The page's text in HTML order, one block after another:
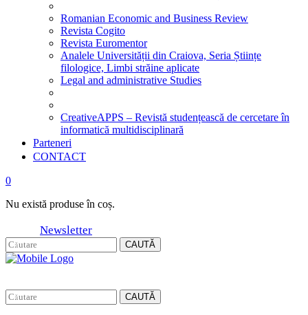
Romanian Economic and Business Review
Revista Cogito
Revista Euromentor
Analele Universității din Craiova, Seria Științe
filologice, Limbi străine aplicate
Legal and administrative Studies
CreativeAPPS – Revistă studențească de cercetare în
informatică multidisciplinară
Parteneri
CONTACT
0
Nu există produse în coș.
Newsletter
CAUTĂ
CAUTĂ